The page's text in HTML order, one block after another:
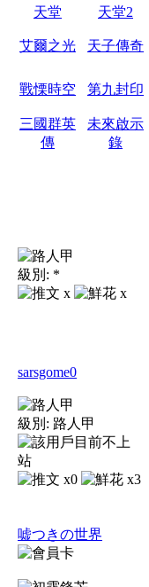
天堂 天堂2
艾爾之光 天子傳奇
戰慄時空 第九封印
三國群英
傳
未來啟示
錄
級別: *
x
x
sarsgome0
級別: 路人甲
x0 x3
嘘つきの世界